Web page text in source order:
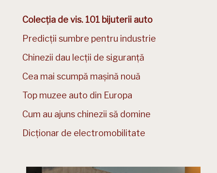
Colecția de vis. 101 bijuterii auto
Predicții sumbre pentru industrie
Chinezii dau lecții de siguranță
Cea mai scumpă mașină nouă
Top muzee auto din Europa
Cum au ajuns chinezii să domine
Dicționar de electromobilitate